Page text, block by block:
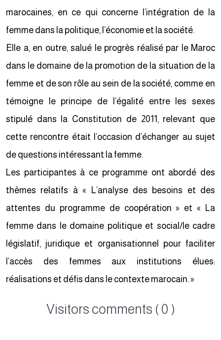
marocaines, en ce qui concerne l’intégration de la
femme dans la politique, l’économie et la société.
Elle a, en outre, salué le progrès réalisé par le Maroc
dans le domaine de la promotion de la situation de la
femme et de son rôle au sein de la société, comme en
témoigne le principe de l’égalité entre les sexes
stipulé dans la Constitution de 2011, relevant que
cette rencontre était l’occasion d’échanger au sujet
de questions intéressant la femme.
Les participantes à ce programme ont abordé des
thèmes relatifs à « L’analyse des besoins et des
attentes du programme de coopération » et « La
femme dans le domaine politique et social/le cadre
législatif, juridique et organisationnel pour faciliter
l’accès des femmes aux institutions élues:
réalisations et défis dans le contexte marocain. »
Visitors comments ( 0 )